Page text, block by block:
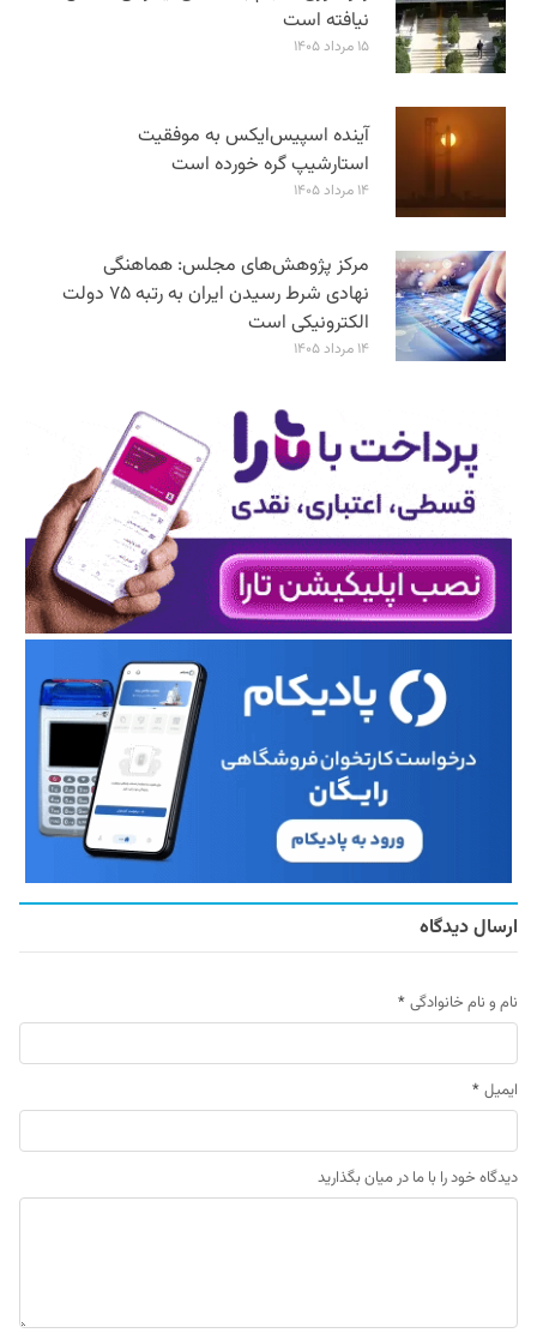
نیافته است
۱۵ مرداد ۱۴۰۵
آینده اسپیس‌ایکس به موفقیت
استارشیپ گره خورده است
۱۴ مرداد ۱۴۰۵
مرکز پژوهش‌های مجلس: هماهنگی
نهادی شرط رسیدن ایران به رتبه ۷۵ دولت
الکترونیکی است
۱۴ مرداد ۱۴۰۵
ارسال دیدگاه
نام و نام خانوادگی *
ایمیل *
دیدگاه خود را با ما در میان بگذارید